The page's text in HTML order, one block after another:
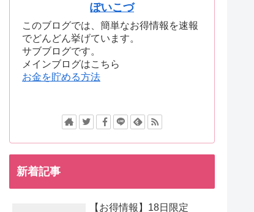
ぽいこづ
このブログでは、簡単なお得情報を速報
でどんどん挙げています。
サブブログです。
メインブログはこちら
お金を貯める方法
新着記事
【お得情報】18日限定